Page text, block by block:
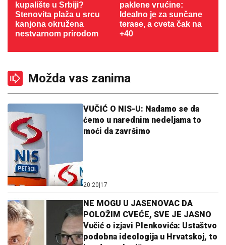
kupalište u Srbiji?
Stenovita plaža u srcu
kanjona okružena
nestvarnom prirodom
paklene vrućine:
Idealno je za sunčane
terase, a cveta čak na
+40
Možda vas zanima
VUČIĆ O NIS-U: Nadamo se da
ćemo u narednim nedeljama to
moći da završimo
20:20 17
NE MOGU U JASENOVAC DA
POLOŽIM CVEĆE, SVE JE JASNO
Vučić o izjavi Plenkovića: Ustaštvo
podobna ideologija u Hrvatskoj, to